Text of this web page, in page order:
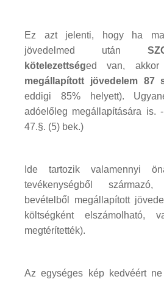
Ez azt jelenti, hogy ha
jövedelmed után
kötelezettséged van,
megállapított jövedelem 87
eddigi 85% helyett).
adóelőleg megállapítására is.
47.§. (5) bek.)
Ide tartozik valamennyi
tevékenységből
bevételből megállapított
költségként elszámolható,
megtérítették).
Az egységes kép kedvéért